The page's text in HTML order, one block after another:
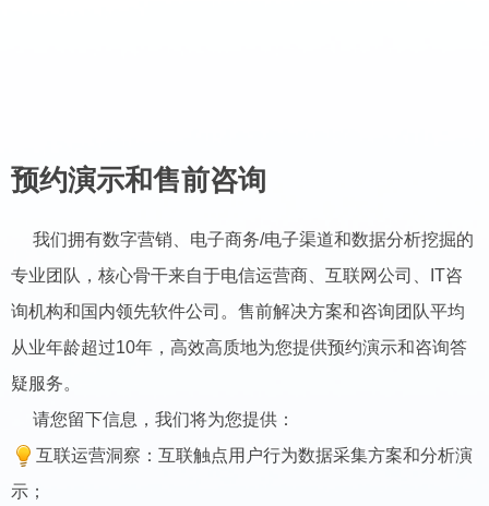
预约演示和售前咨询
我们拥有数字营销、电子商务/电子渠道和数据分析挖掘的
专业团队，核心骨干来自于电信运营商、互联网公司、IT咨
询机构和国内领先软件公司。售前解决方案和咨询团队平均
从业年龄超过10年，高效高质地为您提供预约演示和咨询答
疑服务。
请您留下信息，我们将为您提供：
互联运营洞察：互联触点用户行为数据采集方案和分析演
示；